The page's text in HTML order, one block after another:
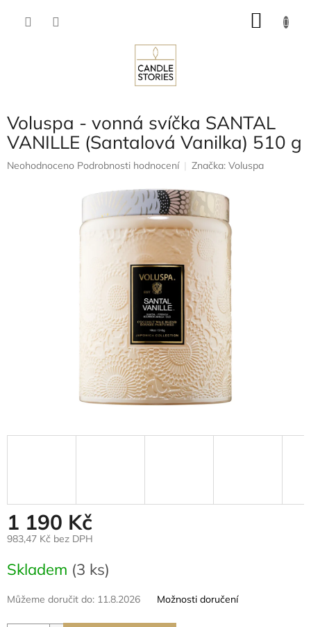
Voluspa - vonná svíčka SANTAL
VANILLE (Santalová Vanilka) 510 g
Průměrné
Neohodnoceno Podrobnosti hodnocení Značka: Voluspa
1 190 Kč
983,47 Kč bez DPH
cena:
Skladem (3 ks)
Můžeme doručit do: 11.8.2026 Možnosti doručení